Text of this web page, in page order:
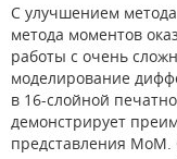
С улучшением
метода моментов
работы с очень
моделирование
в 16-слойной
демонстрирует
представления MoM.